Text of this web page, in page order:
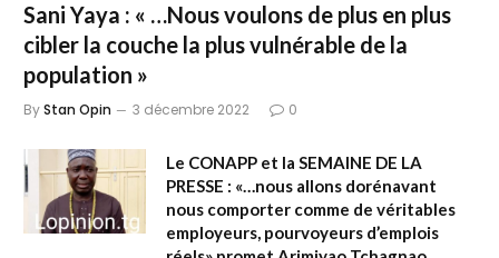
Sani Yaya : « …Nous voulons de plus en plus
cibler la couche la plus vulnérable de la
population »
ByStan Opin 3 décembre 2022 0
Le CONAPP et la SEMAINE DE LA
PRESSE : «…nous allons dorénavant
nous comporter comme de véritables
employeurs, pourvoyeurs d’emplois